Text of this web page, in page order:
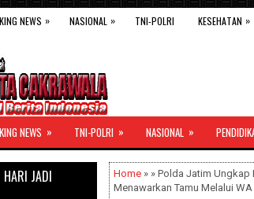
NEWS » NASIONAL » TNI-POLRI KESEHATAN »
NEWS » TNI-POLRI » NASIONAL »
Home » » Polda Jatim
Menawarkan Tamu Melalui WA
HARI JADI